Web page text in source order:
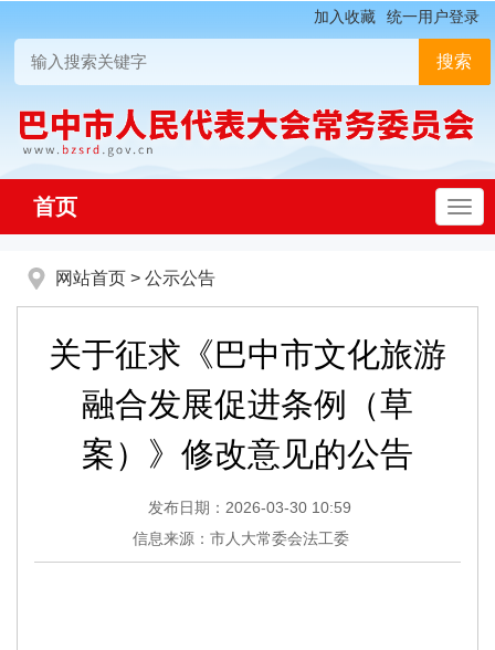
加入收藏 统一用户登录
首页
网站首页 > 公示公告
关于征求《巴中市文化旅游
融合发展促进条例（草
案）》修改意见的公告
发布日期：2026-03-30 10:59
信息来源：市人大常委会法工委